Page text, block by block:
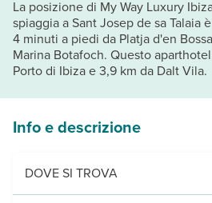
La posizione di My Way Luxury
spiaggia a Sant Josep de sa Talaia
4 minuti a piedi da Platja d'en
Marina Botafoch. Questo
Porto di Ibiza e 3,9 km da Dalt Vila.
Info e descrizione
DOVE SI TROVA